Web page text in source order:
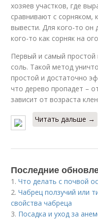
хозяев участков, где
сравнивают с сорняком,
вывести. Для кого-то он
кого-то как сорняк на
Первый и самый
соль. Такой метод
простой и достаточно
что дерево пропадет –
зависит от возраста
Читать дальше →
Последние
1.Что делать с почвой
2.Чабрец ползучий или
свойства чабреца
3. Посадка и уход за